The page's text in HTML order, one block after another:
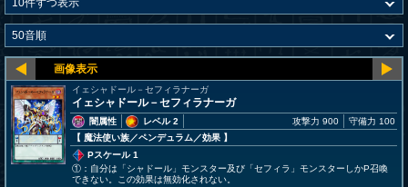
イェシャドール－セフィラナーガ
イェシャドール－セフィラナーガ
闇属性
レベル 2
【 魔法使い族／ペンデュラム／効果 】
攻撃力 900 守備力 100
Pスケール 1
①：自分は「シャドール」モンスター及び「セフィラ」モンスターしかP召喚
できない。この効果は無効化されない。